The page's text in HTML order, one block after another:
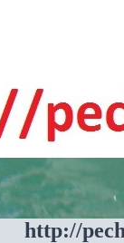
http://